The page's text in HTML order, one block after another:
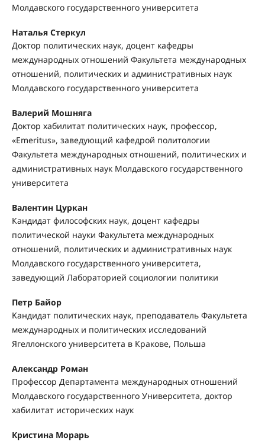
Молдавского государственного университета
Наталья Стеркул
Доктор политических наук, доцент кафедры
международных отношений Факультета международных
отношений, политических и административных наук
Молдавского государственного университета
Валерий Мошняга
Доктор хабилитат политических наук, профессор,
«Emeritus», заведующий кафедрой политологии
Факультета международных отношений, политических и
административных наук Молдавского государственного
университета
Валентин Цуркан
Кандидат философских наук, доцент кафедры
политической науки Факультета международных
отношений, политических и административных наук
Молдавского государственного университета,
заведующий Лабораторией социологии политики
Петр Байор
Kандидат политических наук, преподаватель Факультета
международных и политических исследований
Ягеллонского университета в Кракове, Польша
Александр Роман
Профессор Департамента международных отношений
Молдавского государственного Университета, доктор
хабилитат исторических наук
Кристина Морарь